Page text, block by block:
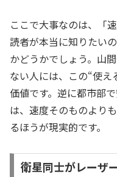
ここで大事なのは、「
読者が本当に知りたい
かどうかでしょう。山
ない人には、この“使
価値です。逆に都市部
は、速度そのものより
るほうが現実的です。
衛星同士がレーザ